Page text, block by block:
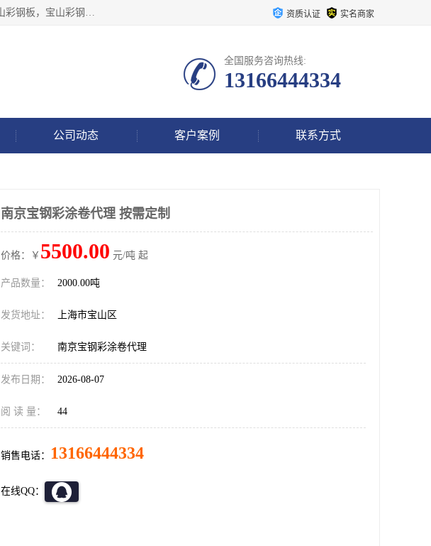
上海轩本实业有限公司于2017年注册地位于上海市宝山区，主要经营产品有：宝山彩钢卷，宝山镀铝锌，宝山彩钢板，宝山彩钢瓦等产品的生产和销售。 资质认证 实名商家
全国服务咨询热线:
13166444334
公司动态 客户案例 联系方式
南京宝钢彩涂卷代理 按需定制
价格：￥ 5500.00 元/吨 起
产品数量： 2000.00吨
发货地址： 上海市宝山区
关键词： 南京宝钢彩涂卷代理
发布日期： 2026-08-07
阅 读 量： 44
销售电话： 13166444334
在线QQ：